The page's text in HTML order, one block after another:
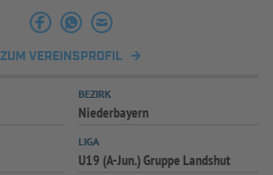
ZUM VEREINSPROFIL
BEZIRK
Niederbayern
LIGA
U19 (A-Jun.) Gruppe Landshut